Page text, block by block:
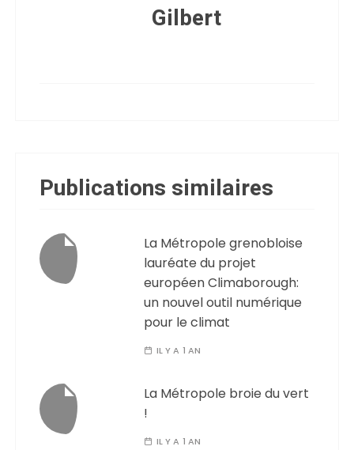
Gilbert
Publications similaires
La Métropole grenobloise
lauréate du projet
européen Climaborough:
un nouvel outil numérique
pour le climat
IL Y A 1 AN
La Métropole broie du vert
!
IL Y A 1 AN